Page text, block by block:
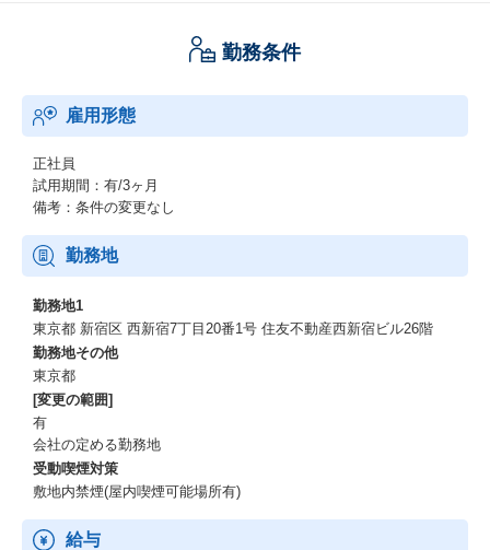
勤務条件
雇用形態
正社員
試用期間：有/3ヶ月
備考：条件の変更なし
勤務地
勤務地1
東京都 新宿区 西新宿7丁目20番1号 住友不動産西新宿ビル26階
勤務地その他
東京都
[変更の範囲]
有
会社の定める勤務地
受動喫煙対策
敷地内禁煙(屋内喫煙可能場所有)
給与